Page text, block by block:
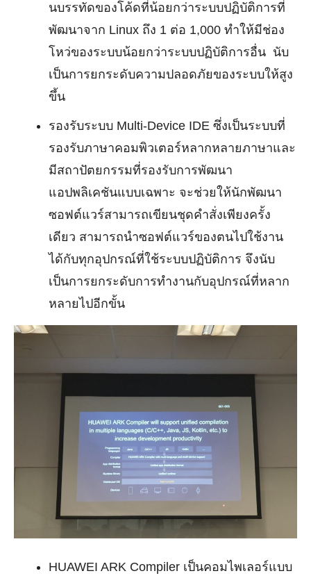
นบรรทัดของโค้ดที่น้อยกว่าระบบปฏิบัติการที่
พัฒนาจาก Linux ถึง 1 ต่อ 1,000 ทําให้มีช่อง
โหว่ของระบบน้อยกว่าระบบปฏิบัติการอื่น นับ
เป็นการยกระดับความปลอดภัยของระบบให้สูง
ขึ้น
รองรับระบบ Multi-Device IDE ซึ่งเป็นระบบที่
รองรับภาษาคอมพิวเตอร์หลากหลายภาษาและ
มีสถาปัตยกรรมที่รองรับการพัฒนา
แอปพลิเคชันแบบเฉพาะ จะช่วยให้นักพัฒนา
ซอฟต์แวร์สามารถเขียนชุดคําสั่งเพียงครั้ง
เดียว สามารถนําซอฟต์แวร์ของตนไปใช้งาน
ได้กับทุกอุปกรณ์ที่ใช้ระบบปฏิบัติการ จึงนับ
เป็นการยกระดับการทํางานกับอุปกรณ์ที่หลาก
หลายไปอีกขั้น
HUAWEI ARK Compiler เป็นคอมไพเลอร์แบบ